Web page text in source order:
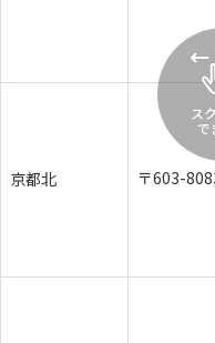
京都北 〒603-
ス
で